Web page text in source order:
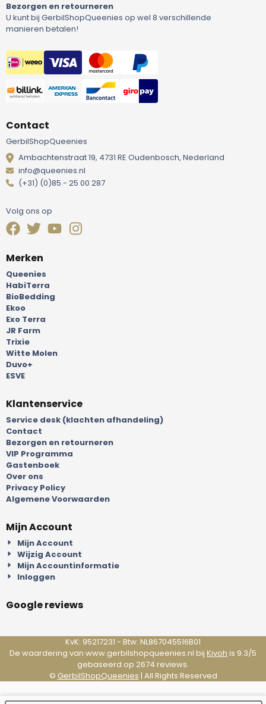
Bezorgen en retourneren
U kunt bij GerbilShopQueenies op wel 8 verschillende
manieren betalen!
Contact
GerbilShopQueenies
Ambachtenstraat 19, 4731 RE Oudenbosch, Nederland
info@queenies.nl
(+31) (0)85 - 25 00 287
Volg ons op
Merken
Queenies
HabiTerra
BioBedding
Ekoo
Exo Terra
JR Farm
Trixie
Witte Molen
Duvo+
ESVE
Klantenservice
Service desk (klachten afhandeling)
Contact
Bezorgen en retourneren
VIP Programma
Gastenboek
Over ons
Privacy Policy
Algemene Voorwaarden
Mijn Account
Mijn Account
Wijzig Account
Mijn Accountinformatie
Inloggen
Google reviews
KvK: 95217231 - Btw: NL867045516B01
De waardering van www.gerbilshopqueenies.nl bij Kiyoh is 9.3/5
gebaseerd op 2674 reviews.
© GerbilShopQueenies | All Rights Reserved